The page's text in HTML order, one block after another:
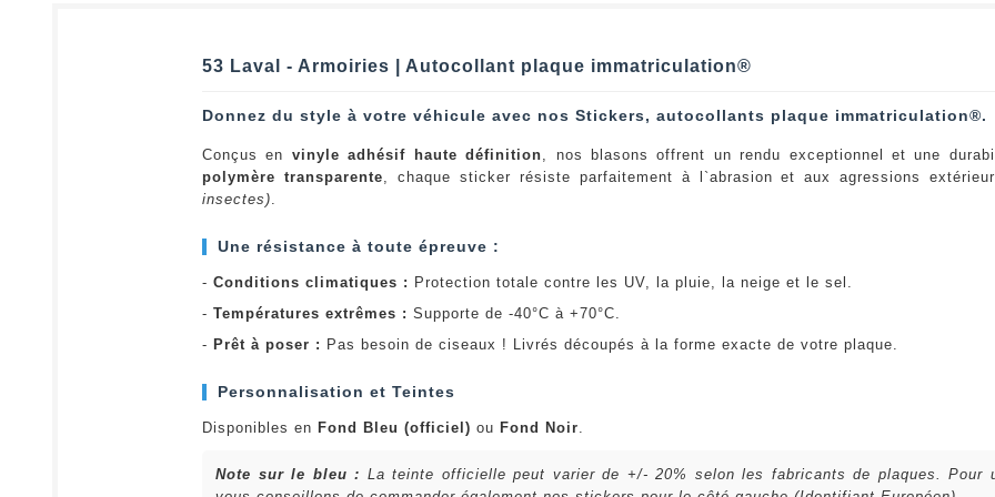
53 Laval - Armoiries | Autocollant plaque immatriculation®
Donnez du style à votre véhicule avec nos Stickers, autocollants plaque immatriculation®.
Conçus en vinyle adhésif haute définition , nos blasons offrent un rendu exceptionnel et une
polymère transparente , chaque sticker résiste parfaitement à l`abrasion et aux agressions
insectes)
Une résistance à toute épreuve :
- Conditions climatiques : Protection totale contre les UV, la pluie, la neige et le sel.
- Températures extrêmes : Supporte de -40°C à +70°C.
- Prêt à poser : Pas besoin de ciseaux ! Livrés découpés à la forme exacte de votre plaque.
Personnalisation et Teintes
Disponibles en Fond Bleu (officiel) ou Fond Noir
Note sur le bleu : La teinte officielle peut varier de +/- 20% selon les fabricants de plaques. Pour